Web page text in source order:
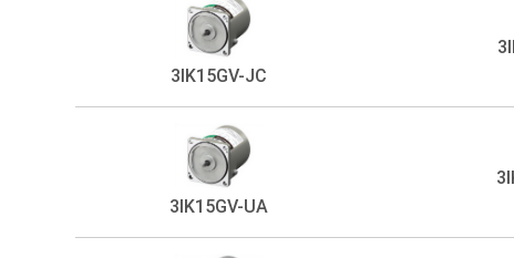
3IK15GV-JC
3IK15GV-UA